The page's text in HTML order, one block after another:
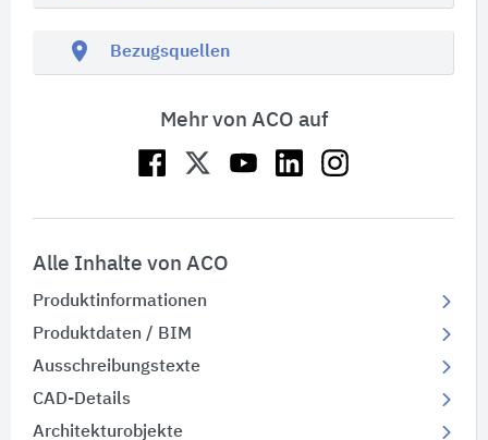
location_on Bezugsquellen
Mehr von ACO auf
Alle Inhalte von ACO
Produktinformationen
Produktdaten / BIM
Ausschreibungstexte
CAD-Details
Architekturobjekte